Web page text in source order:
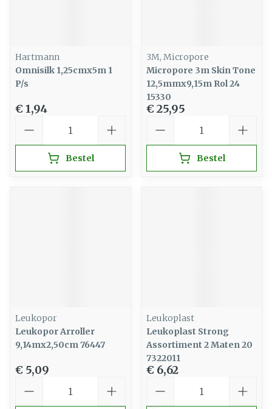
Hartmann
Omnisilk 1,25cmx5m 1
P/s
€ 1,94
Bestel
3M, Micropore
Micropore 3m Skin Tone
12,5mmx9,15m Rol 24
15330
€ 25,95
Bestel
Leukopor
Leukopor Arroller
9,14mx2,50cm 76447
€ 5,09
Leukoplast
Leukoplast Strong
Assortiment 2 Maten 20
7322011
€ 6,62